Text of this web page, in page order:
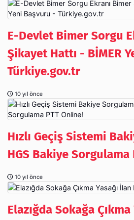
E-Devlet Bimer Sorgu
Şikayet Hattı - BİMER
Türkiye.gov.tr
10 yıl önce
Hızlı Geçiş Sistemi
HGS Bakiye Sorgulama
10 yıl önce
Elazığda Sokağa